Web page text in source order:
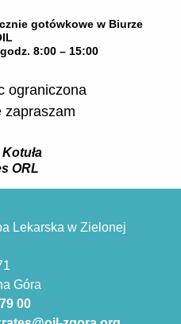
gotówkowe w Biurze
8:00 – 15:00
ograniczona
zapraszam
ORL
Lekarska w Zielonej
Góra
00